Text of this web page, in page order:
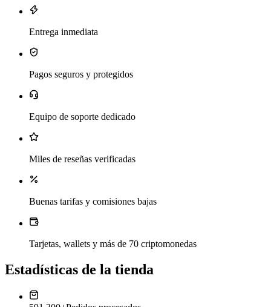
Entrega inmediata
Pagos seguros y protegidos
Equipo de soporte dedicado
Miles de reseñas verificadas
Buenas tarifas y comisiones bajas
Tarjetas, wallets y más de 70 criptomonedas
Estadísticas de la tienda